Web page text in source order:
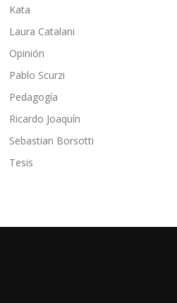
Kata
Laura Catalani
Opinión
Pablo Scurzi
Pedagogía
Ricardo Joaquín
Sebastian Borsotti
Tesis